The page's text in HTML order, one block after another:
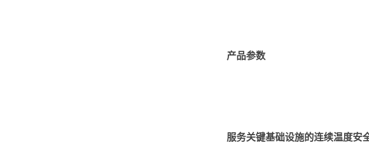
产品参数
服务关键基础设施的连续温度安